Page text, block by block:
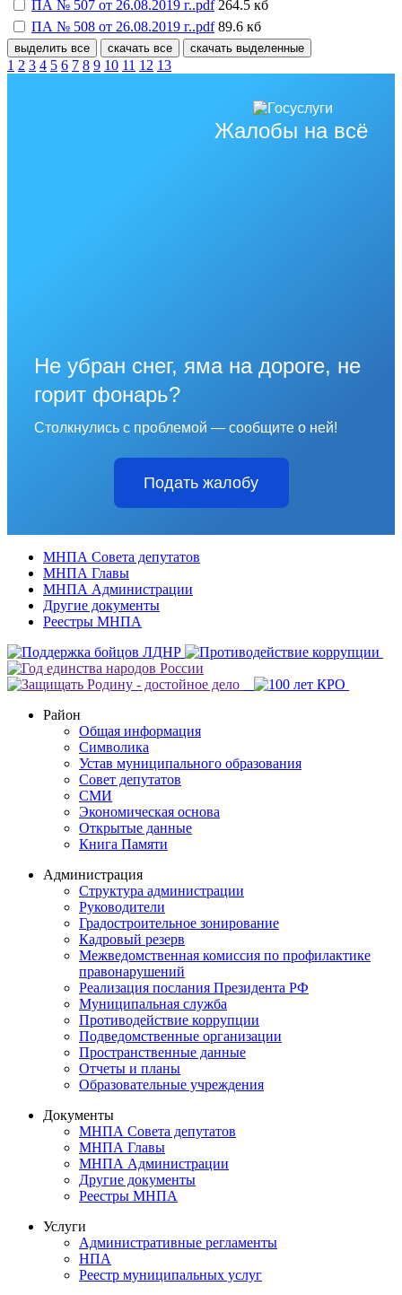
ПА № 507 от 26.08.2019 г..pdf 264.5 кб
ПА № 508 от 26.08.2019 г..pdf 89.6 кб
выделить все скачать все скачать выделенные
1 2 3 4 5 6 7 8 9 10 11 12 13
Жалобы на всё
Не убран снег, яма на дороге, не
горит фонарь?
Столкнулись с проблемой — сообщите о ней!
Подать жалобу
МНПА Совета депутатов
МНПА Главы
МНПА Администрации
Другие документы
Реестры МНПА
Район
Общая информация
Символика
Устав муниципального образования
Совет депутатов
СМИ
Экономическая основа
Открытые данные
Книга Памяти
Администрация
Структура администрации
Руководители
Градостроительное зонирование
Кадровый резерв
Межведомственная комиссия по профилактике
правонарушений
Реализация послания Президента РФ
Муниципальная служба
Противодействие коррупции
Подведомственные организации
Пространственные данные
Отчеты и планы
Образовательные учреждения
Документы
МНПА Совета депутатов
МНПА Главы
МНПА Администрации
Другие документы
Реестры МНПА
Услуги
Административные регламенты
НПА
Реестр муниципальных услуг